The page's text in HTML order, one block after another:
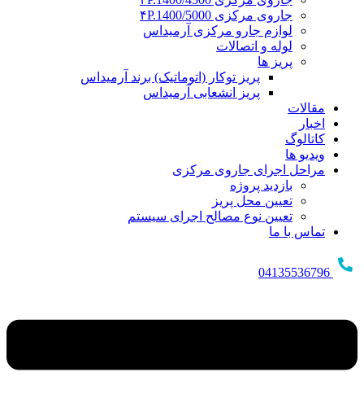
جاروی مرکزی ۴P.1400/5000
لوازم جارو مرکزی آرمیداس
لوله و اتصالات
پریز ها
پریز توکار (اتوماتیک) برند آرمیداس
پریز انشعابی آرمیداس
مقالات
اخبار
کاتالوگ
ویدیو ها
مراحل اجرای جاروی مرکزی
بازدید پروژه
تعیین محل پریز
تعیین نوع مصالح اجرای سیستم
تماس با ما
04135536796